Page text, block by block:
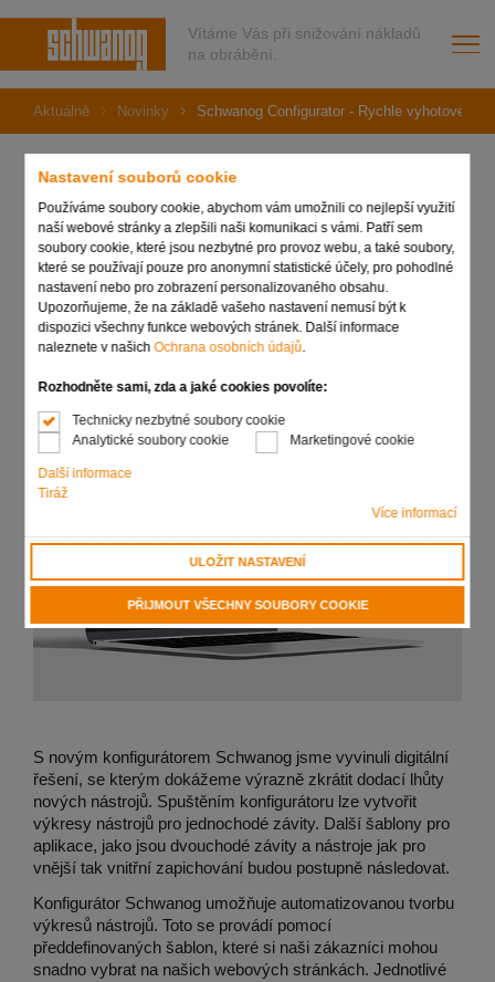
Nastavení souborů cookie
Používáme soubory cookie, abychom vám umožnili co nejlepší využití
naší webové stránky a zlepšili naši komunikaci s vámi. Patří sem
soubory cookie, které jsou nezbytné pro provoz webu, a také soubory,
které se používají pouze pro anonymní statistické účely, pro pohodlné
nastavení nebo pro zobrazení personalizovaného obsahu.
Upozorňujeme, že na základě vašeho nastavení nemusí být k
dispozici všechny funkce webových stránek. Další informace
naleznete v našichOchrana osobních údajů.
Rozhodněte sami, zda a jaké cookies povolíte:
Technicky nezbytné soubory cookie
Analytické soubory cookie
Marketingové cookie
Další informace
Tiráž
Více informací
ULOŽIT NASTAVENÍ
PŘIJMOUT VŠECHNY SOUBORY COOKIE
Vítáme Vás při snižování nákladů
na obrábění.
Aktuálně Novinky Schwanog Configurator - Rychle vyhotovený
27. března 2024
Schwanog Configurator -
Rychle vyhotovený
nástroj
S novým konfigurátorem Schwanog jsme vyvinuli digitální
řešení, se kterým dokážeme výrazně zkrátit dodací lhůty
nových nástrojů. Spuštěním konfigurátoru lze vytvořit
výkresy nástrojů pro jednochodé závity. Další šablony pro
aplikace, jako jsou dvouchodé závity a nástroje jak pro
vnější tak vnitřní zapichování budou postupně následovat.
Konfigurátor Schwanog umožňuje automatizovanou tvorbu
výkresů nástrojů. Toto se provádí pomocí
předdefinovaných šablon, které si naši zákazníci mohou
snadno vybrat na našich webových stránkách. Jednotlivé